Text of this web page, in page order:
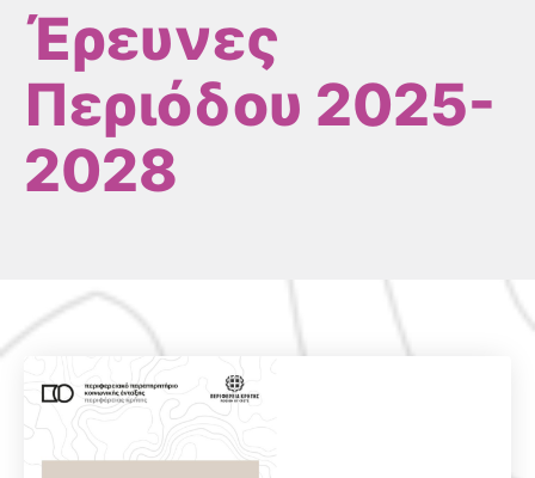
Έρευνες
Περιόδου 2025-
2028